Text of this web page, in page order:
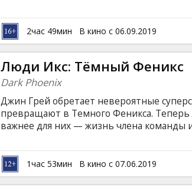
субтитрами на латышском и русском
2час 49мин В кино с 06.09.2019
Люди Икс: Тёмный Феникс
Dark Phoenix
Джин Грей обретает невероятные
превращают в Темного Феникса.
важнее для них — жизнь члена команды
1час 53мин В кино с 07.06.2019